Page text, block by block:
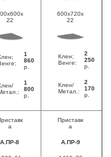
22
1
860
р.
1
800
р.
600x720x
22
Клен;
Венге:
2
250
р.
Клен/
Метал.:
2
170
р.
а
А.ПР-8
Приставк
а
А.ПР-9